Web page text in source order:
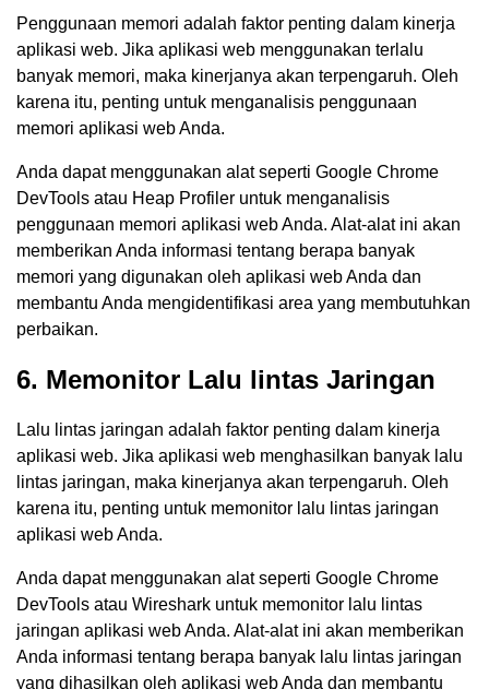
Penggunaan memori adalah faktor penting dalam kinerja
aplikasi web. Jika aplikasi web menggunakan terlalu
banyak memori, maka kinerjanya akan terpengaruh. Oleh
karena itu, penting untuk menganalisis penggunaan
memori aplikasi web Anda.
Anda dapat menggunakan alat seperti Google Chrome
DevTools atau Heap Profiler untuk menganalisis
penggunaan memori aplikasi web Anda. Alat-alat ini akan
memberikan Anda informasi tentang berapa banyak
memori yang digunakan oleh aplikasi web Anda dan
membantu Anda mengidentifikasi area yang membutuhkan
perbaikan.
6. Memonitor Lalu lintas Jaringan
Lalu lintas jaringan adalah faktor penting dalam kinerja
aplikasi web. Jika aplikasi web menghasilkan banyak lalu
lintas jaringan, maka kinerjanya akan terpengaruh. Oleh
karena itu, penting untuk memonitor lalu lintas jaringan
aplikasi web Anda.
Anda dapat menggunakan alat seperti Google Chrome
DevTools atau Wireshark untuk memonitor lalu lintas
jaringan aplikasi web Anda. Alat-alat ini akan memberikan
Anda informasi tentang berapa banyak lalu lintas jaringan
yang dihasilkan oleh aplikasi web Anda dan membantu